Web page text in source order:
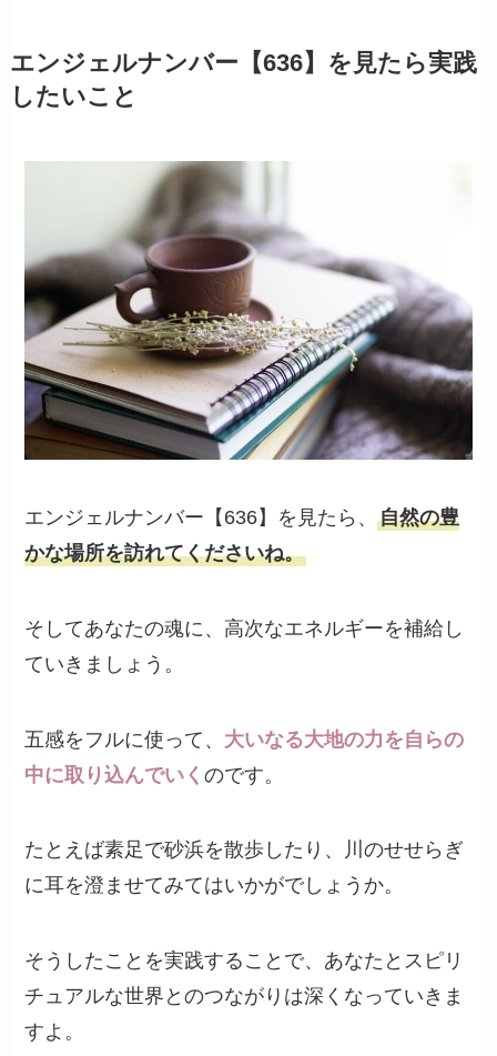
エンジェルナンバー【636】を見たら実践
したいこと
エンジェルナンバー【636】を見たら、自然の豊
かな場所を訪れてくださいね。
そしてあなたの魂に、高次なエネルギーを補給し
ていきましょう。
五感をフルに使って、 大いなる大地の力を自らの
中に取り込んでいくのです。
たとえば素足で砂浜を散歩したり、川のせせらぎ
に耳を澄ませてみてはいかがでしょうか。
そうしたことを実践することで、あなたとスピリ
チュアルな世界とのつながりは深くなっていきま
すよ。